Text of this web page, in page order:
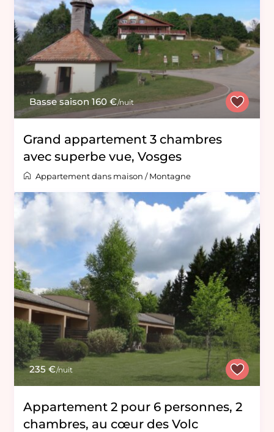
Basse saison 160 €/nuit
Grand appartement 3 chambres
avec superbe vue, Vosges
Appartement dans maison /Montagne
235 €/nuit
Appartement 2 pour 6 personnes, 2
chambres, au cœur des Volc